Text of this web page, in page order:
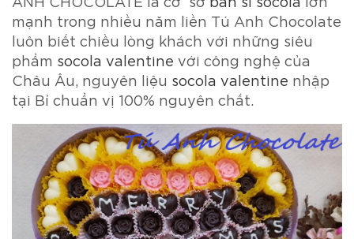
ANH CHOCOLATE là cơ sở bán sỉ socola
lớn
mạnh trong nhiều năm liền Tú Anh Chocolate
luôn biết chiều lòng khách với những siêu
phẩm socola valentine với công nghệ của
Châu Âu, nguyên liệu socola valentine nhập
tại Bỉ chuẩn vị 100% nguyên chất.